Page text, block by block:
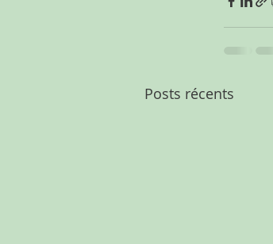
Posts récents